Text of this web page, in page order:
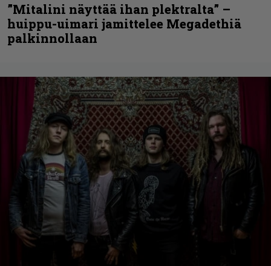
”Mitalini näyttää ihan plektralta” –
huippu-uimari jamittelee Megadethiä
palkinnollaan